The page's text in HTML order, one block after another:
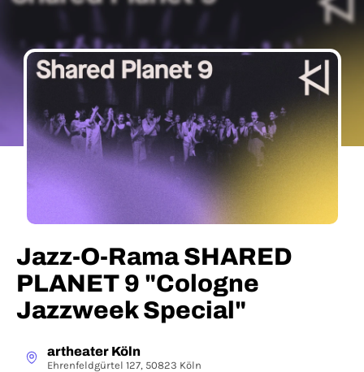
Jazz-O-Rama SHARED
PLANET 9 "Cologne
Jazzweek Special"
artheater Köln
Ehrenfeldgürtel 127, 50823 Köln